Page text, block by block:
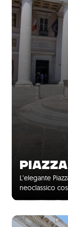
L’elegante
neoclassico